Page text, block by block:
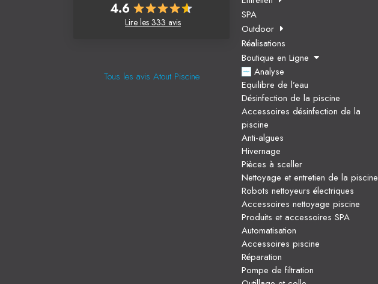
4.6
Lire les 333 avis
Tous les avis Atout Piscine
SPA
Outdoor
Réalisations
Boutique en Ligne
Analyse
Equilibre de l’eau
Désinfection de la piscine
Accessoires désinfection de la
piscine
Anti-algues
Hivernage
Pièces à sceller
Nettoyage et entretien de la piscine
Robots nettoyeurs électriques
Accessoires nettoyage piscine
Produits et accessoires SPA
Automatisation
Accessoires piscine
Réparation
Pompe de filtration